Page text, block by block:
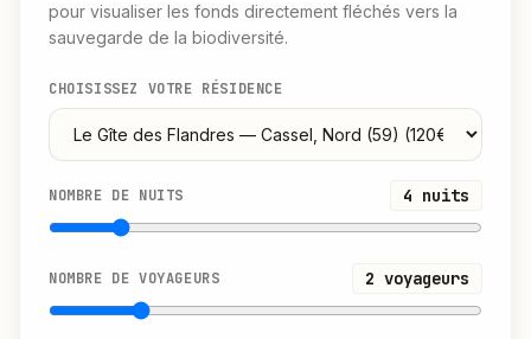
pour visualiser les fonds directement fléchés vers la
sauvegarde de la biodiversité.
CHOISISSEZ VOTRE RÉSIDENCE
NOMBRE DE NUITS 4 nuits
NOMBRE DE VOYAGEURS 2 voyageurs